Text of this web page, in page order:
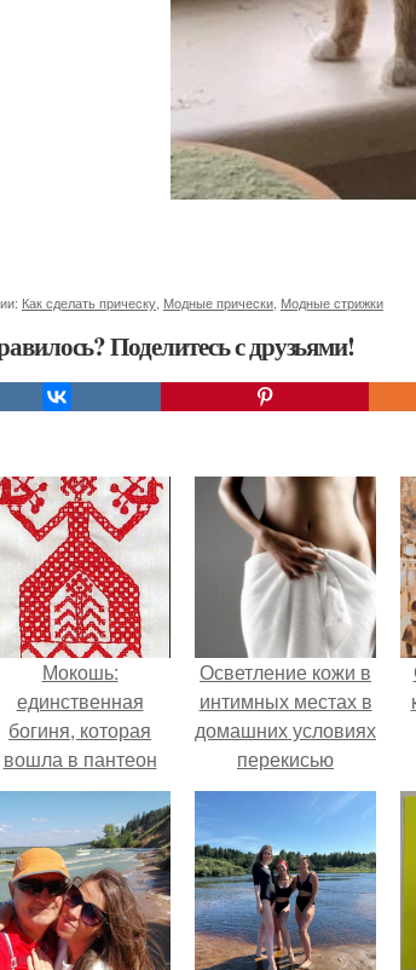
Как сделать прическу Модные прически Модные стрижки
Поделитесь с друзьями!
Мокошь:
единственная
богиня, которая
вошла в пантеон
князя Владимира.
Осветление кожи в
интимных местах в
домашних условиях
перекисью
водорода. Причины